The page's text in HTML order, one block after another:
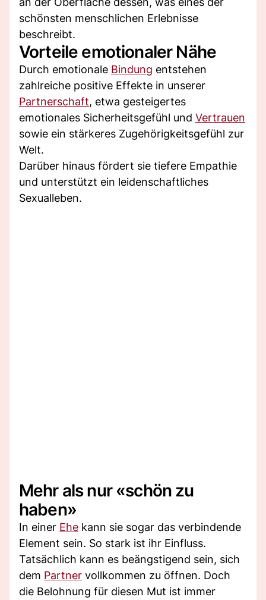
schönsten menschlichen Erlebnisse
beschreibt.
Vorteile emotionaler Nähe
Durch emotionale Bindung entstehen
zahlreiche positive Effekte in unserer
Partnerschaft, etwa gesteigertes
emotionales Sicherheitsgefühl und Vertrauen
sowie ein stärkeres Zugehörigkeitsgefühl zur
Welt.
Darüber hinaus fördert sie tiefere Empathie
und unterstützt ein leidenschaftliches
Sexualleben.
Mehr als nur «schön zu
haben»
In einer Ehe kann sie sogar das verbindende
Element sein. So stark ist ihr Einfluss.
Tatsächlich kann es beängstigend sein, sich
dem Partner vollkommen zu öffnen. Doch
die Belohnung für diesen Mut ist immer